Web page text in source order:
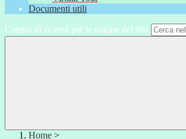
Documenti utili
Campo di ricerca per le pagine del sito
Home >